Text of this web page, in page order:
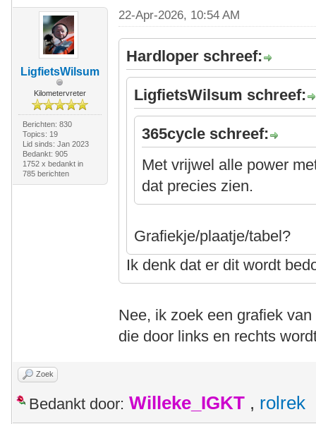
LigfietsWilsum
Kilometervreter
Berichten: 830
Topics: 19
Lid sinds: Jan 2023
Bedankt: 905
1752 x bedankt in
785 berichten
22-Apr-2026, 10:54 AM
Hardloper schreef:
LigfietsWilsum schreef:
365cycle schreef:
Met vrijwel alle power
dat precies zien.
Grafiekje/plaatje/tabel?
Ik denk dat er dit wordt
Nee, ik zoek een grafiek
die door links en rechts
Zoek
Bedankt door: Willeke_IGKT , rolrek